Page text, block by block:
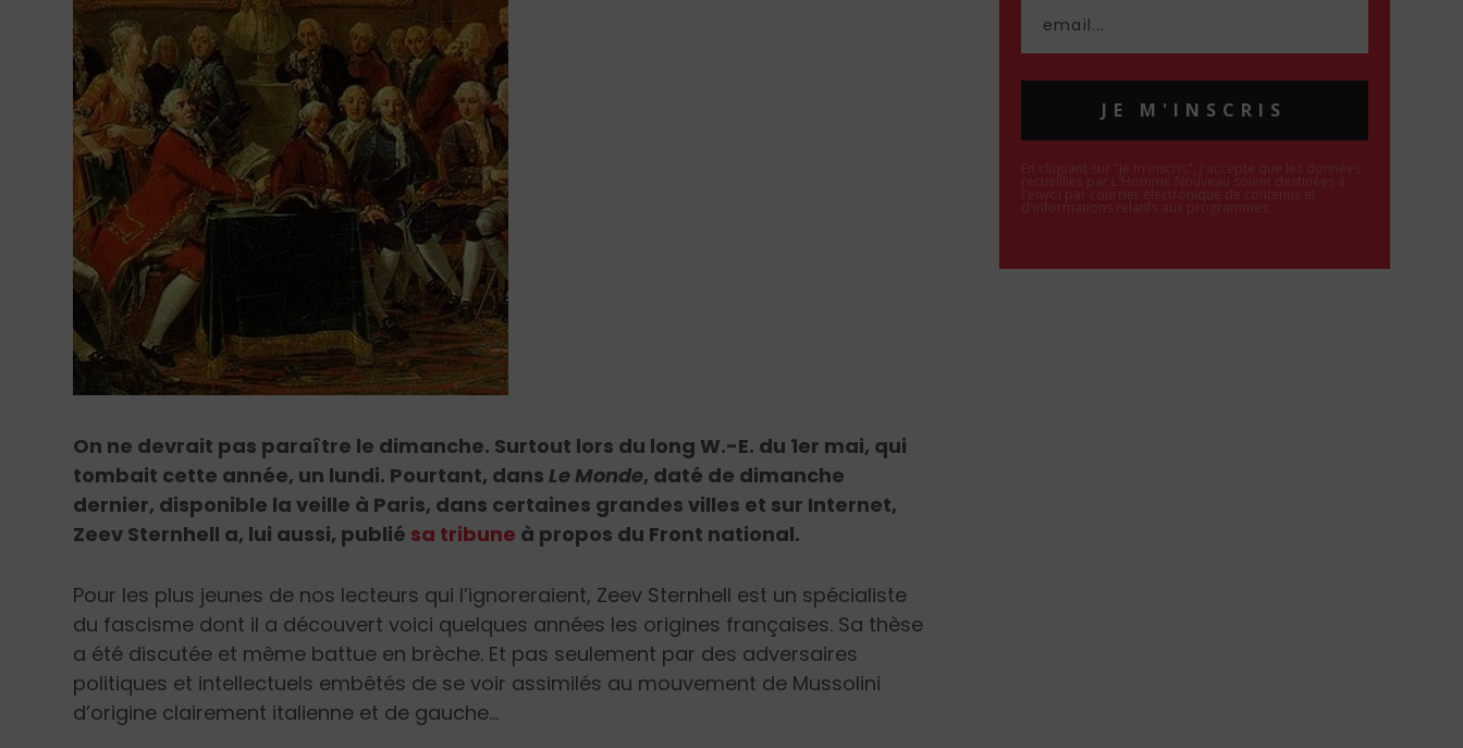
On ne devrait pas paraître le dimanche. Surtout lors du long W.-E. du 1er mai, qui
tombait cette année, un lundi. Pourtant, dansLe Monde, daté de dimanche
dernier, disponible la veille à Paris, dans certaines grandes villes et sur Internet,
Zeev Sternhell a, lui aussi, publié sa tribune à propos du Front national.
Pour les plus jeunes de nos lecteurs qui l’ignoreraient, Zeev Sternhell est un spécialiste
du fascisme dont il a découvert voici quelques années les origines françaises. Sa thèse
a été discutée et même battue en brèche. Et pas seulement par des adversaires
politiques et intellectuels embêtés de se voir assimilés au mouvement de Mussolini
d’origine clairement italienne et de gauche…
JE M'INSCRIS
En cliquant sur "Je m'inscris", j'accepte que les données
recueillies par L'Homme Nouveau soient destinées à
l'envoi par courrier électronique de contenus et
d'informations relatifs aux programmes.